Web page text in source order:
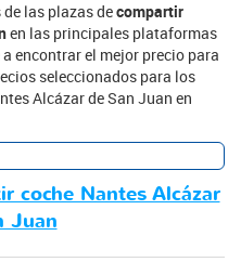
las plazas decompartir
en las principales plataformas
encontrar el mejor precio para
seleccionados para los
Alcázar de San Juan en
coche Nantes Alcázar
Juan